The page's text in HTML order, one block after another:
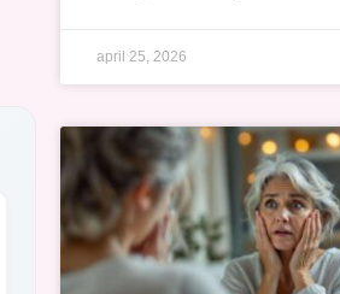
april 25, 2026